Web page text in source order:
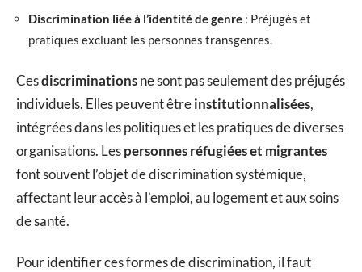
Discrimination liée à l’identité de genre : Préjugés et
pratiques excluant les personnes transgenres.
Cesdiscriminationsne sont pas seulement des préjugés
individuels. Elles peuvent êtreinstitutionnalisées,
intégrées dans les politiques et les pratiques de diverses
organisations. Lespersonnes réfugiées et migrantes
font souvent l’objet de discrimination systémique,
affectant leur accès à l’emploi, au logement et aux soins
de santé.
Pour identifier ces formes de discrimination, il faut